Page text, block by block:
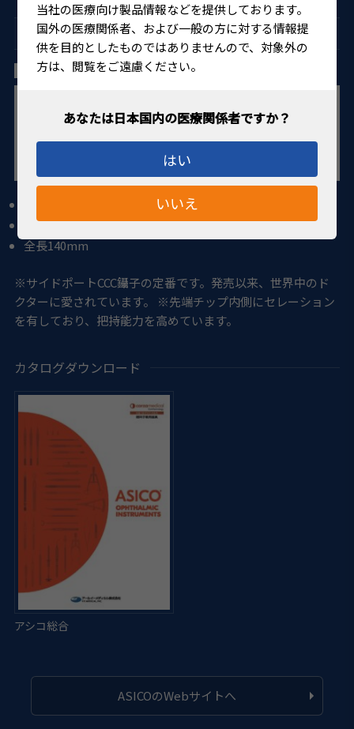
当社の医療向け製品情報などを提供しております。
国外の医療関係者、および一般の方に対する情報提
供を目的としたものではありませんので、対象外の
方は、閲覧をご遠慮ください。
はい
いいえ
眼科手術用器具 サイドポート用CCC鑷子
河合氏 CCC鑷子 弯曲
シャフト長27mm
全長140mm
※サイドポートCCC鑷子の定番です。発売以来、世界中のド
クターに愛されています。 ※先端チップ内側にセレーション
を有しており、把持能力を高めています。
カタログダウンロード
ASICOのWebサイトへ